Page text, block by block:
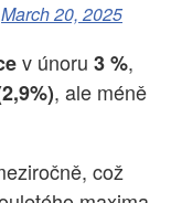
March 20, 2025
v únoru 3 %,
, ale méně
což